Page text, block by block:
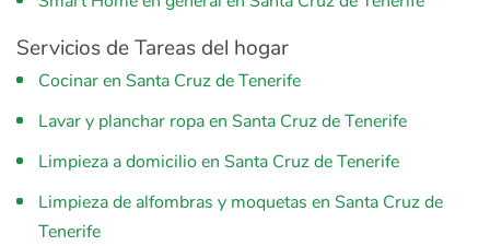
Servicios de Tareas del hogar
Cocinar en Santa Cruz de Tenerife
Lavar y planchar ropa en Santa Cruz de Tenerife
Limpieza a domicilio en Santa Cruz de Tenerife
Limpieza de alfombras y moquetas en Santa Cruz de
Tenerife